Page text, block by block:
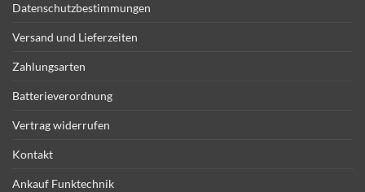
Datenschutzbestimmungen
Versand und Lieferzeiten
Zahlungsarten
Batterieverordnung
Vertrag widerrufen
Kontakt
Ankauf Funktechnik